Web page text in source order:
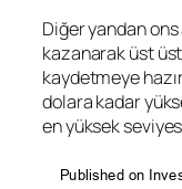
Diğer yandan
kazanarak üst
kaydetmeye
dolara kadar
en yüksek